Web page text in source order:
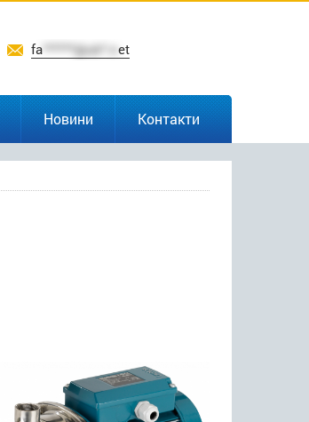
fa ******@uk*.n et
Новини Контакти